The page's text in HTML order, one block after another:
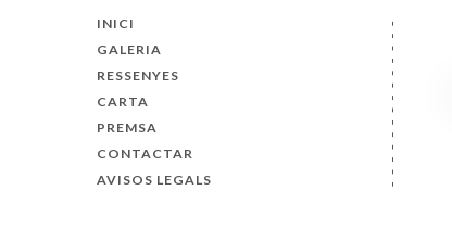
INICI
GALERIA
RESSENYES
CARTA
PREMSA
CONTACTAR
AVISOS LEGALS